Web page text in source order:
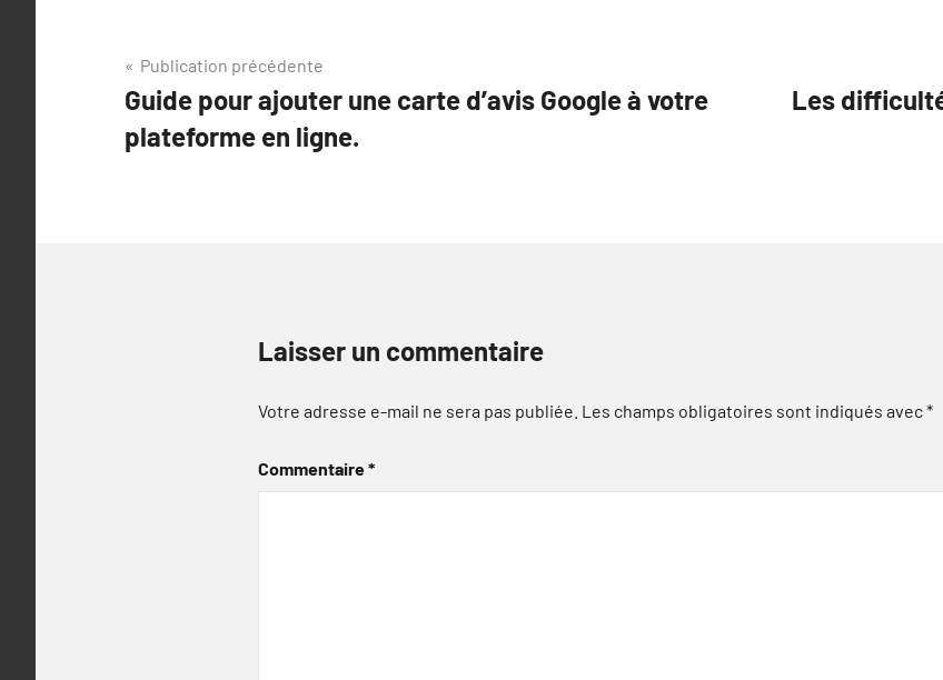
Navigation
de
l’article
Publication précédente
Guide pour ajouter une carte d’avis Google à votre
plateforme en ligne.
Les
Laisser un commentaire
Votre adresse e-mail ne sera pas publiée. Les champs obligatoires sont indiqués avec*
Commentaire*